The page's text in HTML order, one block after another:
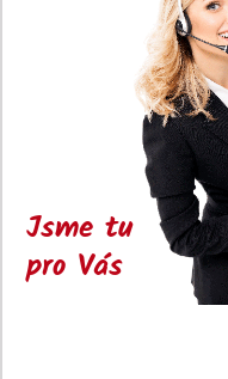
Jsme tu
pro Vás